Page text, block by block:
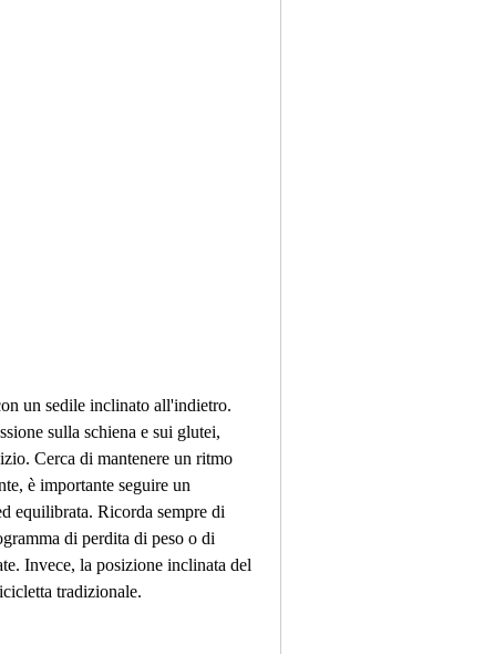
un sedile inclinato all'indietro.
sulla schiena e sui glutei,
Cerca di mantenere un ritmo
è importante seguire un
equilibrata. Ricorda sempre di
di perdita di peso o di
Invece, la posizione inclinata del
tradizionale.